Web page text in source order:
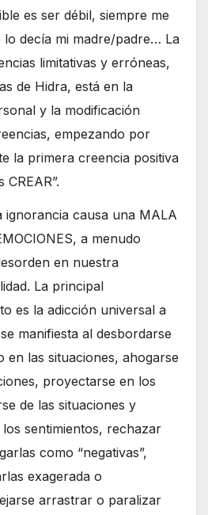
es ser débil, siempre me
lo decía mi madre/padre… La
limitativas y erróneas,
de Hidra, está en la
y la modificación
empezando por
la primera creencia positiva
CREAR”.
ignorancia causa una MALA
a menudo
en nuestra
La principal
es la adicción universal a
manifiesta al desbordarse
en las situaciones, ahogarse
proyectarse en los
de las situaciones y
sentimientos, rechazar
como “negativas”,
exagerada o
arrastrar o paralizar